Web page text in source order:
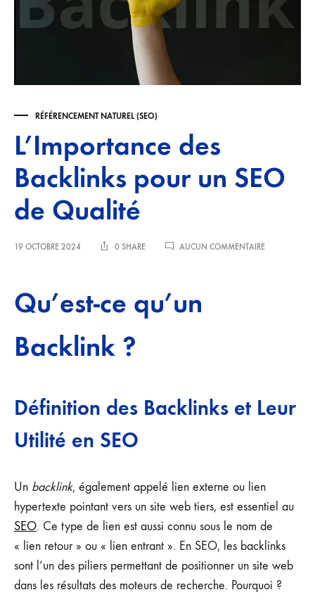
RÉFÉRENCEMENT NATUREL (SEO)
L’Importance des
Backlinks pour un SEO
de Qualité
19 OCTOBRE 2024 0 SHARE AUCUN COMMENTAIRESUR
Qu’est-ce qu’un
Backlink ?
Définition des Backlinks et Leur
Utilité en SEO
Un backlink, également appelé lien externe ou lien
hypertexte pointant vers un site web tiers, est essentiel au
SEO. Ce type de lien est aussi connu sous le nom de
« lien retour » ou « lien entrant ». En SEO, les backlinks
sont l’un des piliers permettant de positionner un site web
dans les résultats des moteurs de recherche. Pourquoi ?